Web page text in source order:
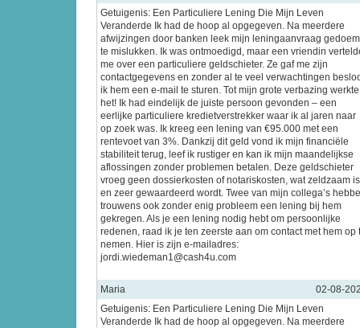
Getuigenis: Een Particuliere Lening Die Mijn Leven
Veranderde Ik had de hoop al opgegeven. Na meerdere
afwijzingen door banken leek mijn leningaanvraag
te mislukken. Ik was ontmoedigd, maar een vriendin
me over een particuliere geldschieter. Ze gaf me zijn
contactgegevens en zonder al te veel verwachtingen
ik hem een e-mail te sturen. Tot mijn grote verbazing werkte
het! Ik had eindelijk de juiste persoon gevonden – een
eerlijke particuliere kredietverstrekker waar ik al jaren naar
op zoek was. Ik kreeg een lening van €95.000 met een
rentevoet van 3%. Dankzij dit geld vond ik mijn financiële
stabiliteit terug, leef ik rustiger en kan ik mijn maandelijkse
aflossingen zonder problemen betalen. Deze geldschieter
vroeg geen dossierkosten of notariskosten, wat zeldzaam is
en zeer gewaardeerd wordt. Twee van mijn collega’s
trouwens ook zonder enig probleem een lening bij hem
gekregen. Als je een lening nodig hebt om persoonlijke
redenen, raad ik je ten zeerste aan om contact met hem op
nemen. Hier is zijn e-mailadres:
jordi.wiedeman1@cash4u.com
Maria
02-08-
Getuigenis: Een Particuliere Lening Die Mijn Leven
Veranderde Ik had de hoop al opgegeven. Na meerdere